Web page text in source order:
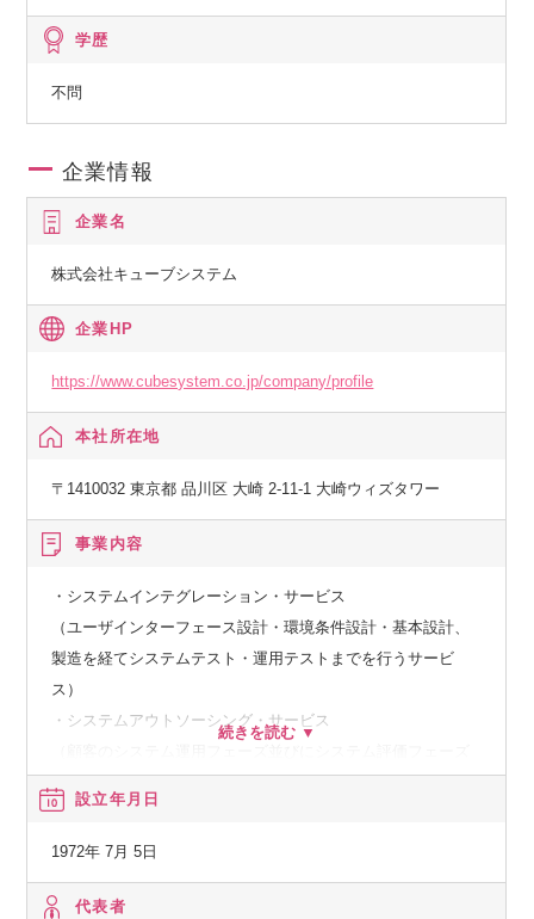
学歴
不問
企業情報
企業名
株式会社キューブシステム
企業HP
https://www.cubesystem.co.jp/company/profile
本社所在地
〒1410032 東京都 品川区 大崎 2-11-1 大崎ウィズタワー
事業内容
・システムインテグレーション・サービス
（ユーザインターフェース設計・環境条件設計・基本設計、
製造を経てシステムテスト・運用テストまでを行うサービ
ス）
・システムアウトソーシング・サービス
・プロフェッショナル・サービス
（顧客の情報化システムの情報化サイクル全般に対応したサ
設立年月日
1972年 7月 5日
代表者